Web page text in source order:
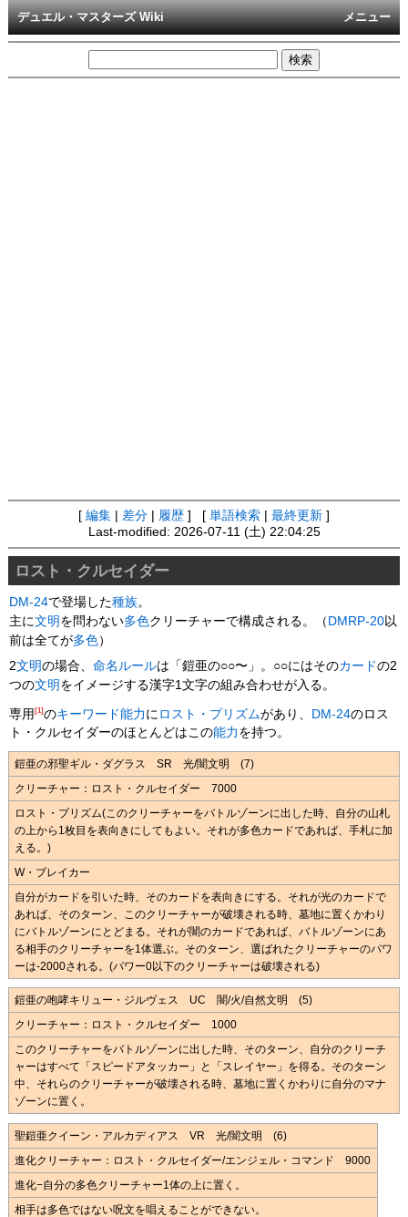
メニュー
デュエル・マスターズ Wiki
[ 編集 差分 履歴 ] [ 単語検索 最終更新 ]
Last-modified: 2026-07-11 (土) 22:04:25
ロスト・クルセイダー
DM-24で登場した種族。
主に文明 を問わない多色クリーチャーで構成される。（ DMRP-20以
前は全てが多色）
2文明の場合、命名ルールは「鎧亜の○○〜」。○○にはそのカードの2
つの文明 をイメージする漢字1文字の組み合わせが入る。
専用[1]のキーワード能力 に ロスト・プリズムがあり、 DM-24のロス
ト・クルセイダーのほとんどはこの能力 を持つ。
鎧亜の邪聖ギル・ダグラス SR 光/闇文明 (7)
クリーチャー：ロスト・クルセイダー 7000
ロスト・プリズム(このクリーチャーをバトルゾーンに出した時、自分の山札
の上から1枚目を表向きにしてもよい。それが多色カードであれば、手札に加
える。)
W・ブレイカー
自分がカードを引いた時、そのカードを表向きにする。それが光のカードで
あれば、そのターン、このクリーチャーが破壊される時、墓地に置くかわり
にバトルゾーンにとどまる。それが闇のカードであれば、バトルゾーンにあ
る相手のクリーチャーを1体選ぶ。そのターン、選ばれたクリーチャーのパワ
ーは-2000される。(パワー0以下のクリーチャーは破壊される)
鎧亜の咆哮キリュー・ジルヴェス UC 闇/火/自然文明 (5)
クリーチャー：ロスト・クルセイダー 1000
このクリーチャーをバトルゾーンに出した時、そのターン、自分のクリーチ
ャーはすべて「スピードアタッカー」と「スレイヤー」を得る。そのターン
中、それらのクリーチャーが破壊される時、墓地に置くかわりに自分のマナ
ゾーンに置く。
聖鎧亜クイーン・アルカディアス VR 光/闇文明 (6)
進化クリーチャー：ロスト・クルセイダー/エンジェル・コマンド 9000
進化−自分の多色クリーチャー1体の上に置く。
相手は多色ではない呪文を唱えることができない。